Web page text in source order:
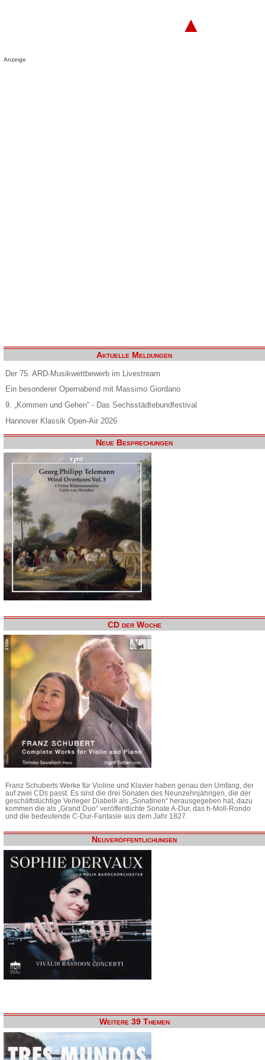
▲
Anzeige
Aktuelle Meldungen
Der 75. ARD-Musikwettbewerb im Livestream
Ein besonderer Opernabend mit Massimo Giordano
9. „Kommen und Gehen“ - Das Sechsstädtebundfestival
Hannover Klassik Open-Air 2026
Neue Besprechungen
CD der Woche
Franz Schuberts Werke für Violine und Klavier haben genau den Umfang, der
auf zwei CDs passt. Es sind die drei Sonaten des Neunzehnjährigen, die der
geschäftstüchtige Verleger Diabelli als „Sonatinen“ herausgegeben hat, dazu
kommen die als „Grand Duo“ veröffentlichte Sonate A-Dur, das h-Moll-Rondo
und die bedeutende C-Dur-Fantasie aus dem Jahr 1827.
Neuveröffentlichungen
Weitere 39 Themen